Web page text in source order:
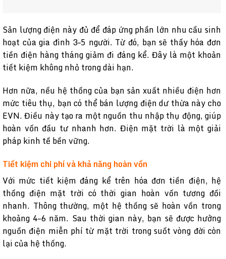
Sản lượng điện này đủ để đáp ứng phần lớn nhu cầu sinh
hoạt của gia đình 3–5 người. Từ đó, bạn sẽ thấy hóa đơn
tiền điện hàng tháng giảm đi đáng kể. Đây là một khoản
tiết kiệm không nhỏ trong dài hạn.
Hơn nữa, nếu hệ thống của bạn sản xuất nhiều điện hơn
mức tiêu thụ, bạn có thể bán lượng điện dư thừa này cho
EVN. Điều này tạo ra một nguồn thu nhập thụ động, giúp
hoàn vốn đầu tư nhanh hơn. Điện mặt trời là một giải
pháp kinh tế bền vững.
Tiết kiệm chi phí và khả năng hoàn vốn
Với mức tiết kiệm đáng kể trên hóa đơn tiền điện, hệ
thống điện mặt trời có thời gian hoàn vốn tương đối
nhanh. Thông thường, một hệ thống sẽ hoàn vốn trong
khoảng 4–6 năm. Sau thời gian này, bạn sẽ được hưởng
nguồn điện miễn phí từ mặt trời trong suốt vòng đời còn
lại của hệ thống.